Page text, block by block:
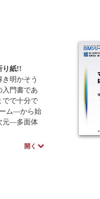
り紙!!
明かそう
入門書であ
でで十分で
ム―から始
元―多面体
ているた
開く